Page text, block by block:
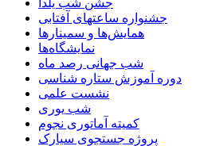
جشنواره ساعتهای آفتابی
همایش‌ها و سمینارها
نمایشگاه‌ها
شب جهانی رصد ماه
دوره آموزش ستاره شناسی
نشست علمی
شب یوری
کمیته آماتوری نجوم
پروژه جستجوی سیارک